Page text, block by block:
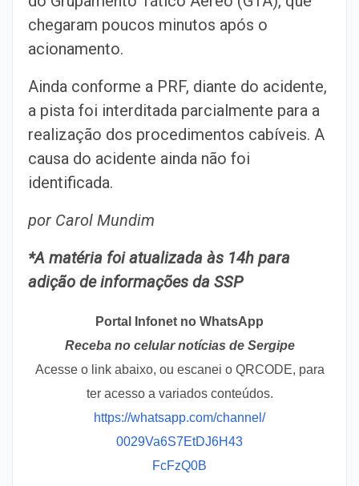
chegaram poucos minutos após o
acionamento.
Ainda conforme a PRF, diante do acidente,
a pista foi interditada parcialmente para a
realização dos procedimentos cabíveis. A
causa do acidente ainda não foi
identificada.
por Carol Mundim
*A matéria foi atualizada às 14h para
adição de informações da SSP
Portal Infonet no WhatsApp
Receba no celular notícias de Sergipe
Acesse o link abaixo, ou escanei o QRCODE, para
ter acesso a variados conteúdos.
https://whatsapp.com/channel/
0029Va6S7EtDJ6H43
FcFzQ0B